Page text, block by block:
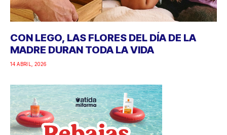
CON LEGO, LAS FLORES DEL DÍA DE LA
MADRE DURAN TODA LA VIDA
14 ABRIL, 2026